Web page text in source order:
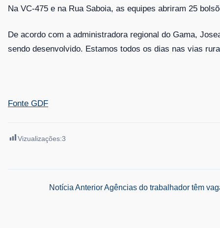
Na VC-475 e na Rua Saboia, as equipes abriram 25
De acordo com a administradora regional do Gama,
sendo desenvolvido. Estamos todos os dias nas vias
Fonte GDF
Vizualizações:3
NavegaçãoNotícia AnteriorAgências do trabalhador têm